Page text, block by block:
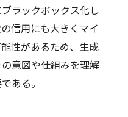
ラックボックス化し
信用にも大きくマイ
性があるため、生成
意図や仕組みを理解
ある。